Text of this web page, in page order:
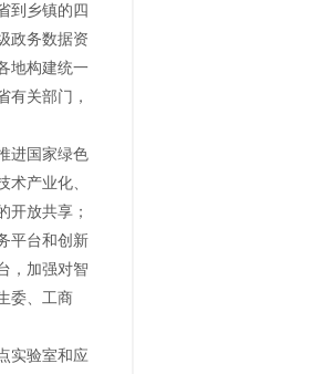
到乡镇的四
政务数据资
地构建统一
有关部门，
进国家绿色
产业化、
开放共享；
平台和创新
，加强对智
委、工商
实验室和应